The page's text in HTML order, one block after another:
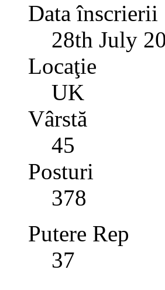
Data înscrierii
28th July
Locaţie
UK
Vârstă
45
Posturi
378
Putere Rep
37